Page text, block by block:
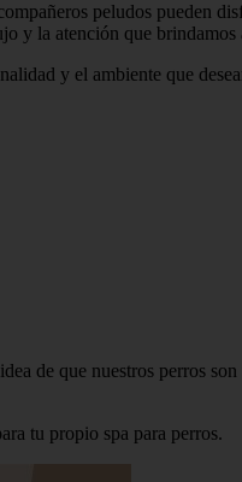
peludos pueden
y la atención que brindamos
y el ambiente que
de que nuestros perros
tu propio spa para perros.